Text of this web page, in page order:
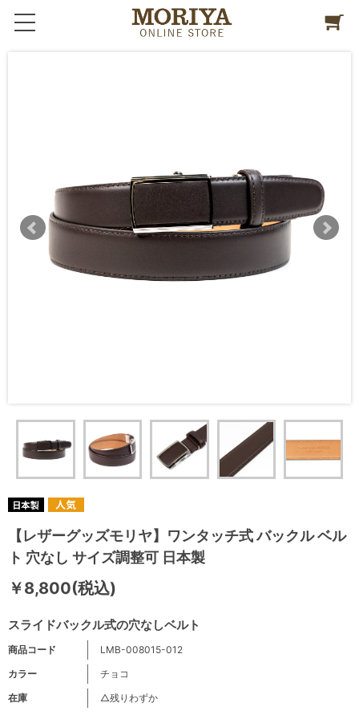
【レザーグッズモリヤ】ワンタッチ式 バックル ベル
ト 穴なし サイズ調整可 日本製
スライドバックル式の穴なしベルト
￥8,800(税込)
商品コード
LMB-008015-012
カラー
チョコ
在庫
△残りわずか